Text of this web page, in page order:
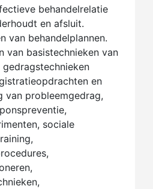
behandelrelatie
en afsluit.
van behandelplannen.
van basistechnieken van
en
van probleemgedrag,
sociale